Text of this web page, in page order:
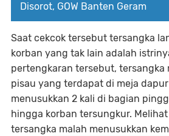
Disorot, GOW Banten Geram
Saat cekcok tersebut tersangka
korban yang tak lain adalah
pertengkaran tersebut, tersangka
pisau yang terdapat di meja
menusukkan 2 kali di bagian
hingga korban tersungkur.
tersangka malah menusukkan